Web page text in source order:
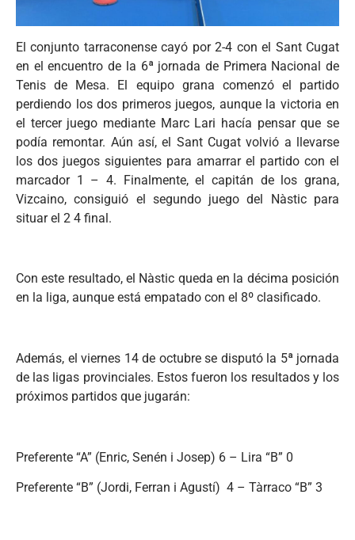
El conjunto tarraconense cayó por 2-4 con el Sant Cugat
en el encuentro de la 6ª jornada de Primera Nacional de
Tenis de Mesa. El equipo grana comenzó el partido
perdiendo los dos primeros juegos, aunque la victoria en
el tercer juego mediante Marc Lari hacía pensar que se
podía remontar. Aún así, el Sant Cugat volvió a llevarse
los dos juegos siguientes para amarrar el partido con el
marcador 1 – 4. Finalmente, el capitán de los grana,
Vizcaino, consiguió el segundo juego del Nàstic para
situar el 2 4 final.
Con este resultado, el Nàstic queda en la décima posición
en la liga, aunque está empatado con el 8º clasificado.
Además, el viernes 14 de octubre se disputó la 5ª jornada
de las ligas provinciales. Estos fueron los resultados y los
próximos partidos que jugarán:
Preferente “A” (Enric, Senén i Josep) 6 – Lira “B” 0
Preferente “B” (Jordi, Ferran i Agustí) 4 – Tàrraco “B” 3